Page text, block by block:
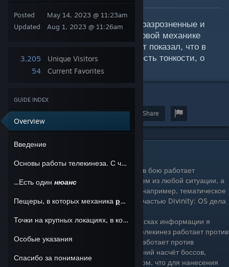
View desktop website
Posted
Updated
May 14, 2023 @ 11:23am
Aug 1, 2023 @ 11:26am
3,205
Unique Visitors
54
Current Favorites
GUIDE INDEX
Overview
Введение
Основы работы телекинеза. С чего начать
...Есть один нюанс
Пещеры, в которых механика работает
Точки на крупных локациях, в которых механика неработает
Особые указания
Спасибо за понимание
В сети мне удалось найти очень разрозненные и
неполные сведения о данной игровой механике
Divinity: Original Sin. Личный опыт показал, что в
боевом применении телекинеза есть тонкости, о
которых я и расскажу.
Award Favorite Share
В противовес второй части, где телекинез в бою работает
стабильно, позволяя выходить победителем из любой ситуации, а
информацию об этом в сети найти легко (например, тематическое
видеона youtube-каналеEkky), с первой частью Divinity: OS дела
Перед началом своего прохождения в поисках информации я
наткнулся на предположения о том, что телекинез работает против
гуманоидных противников и, видимо, не работает против
негуманоидных, встретил несколько указаний насчёт боссов,
обитающих в окрестностях Сайсила, и о том, что для нанесения